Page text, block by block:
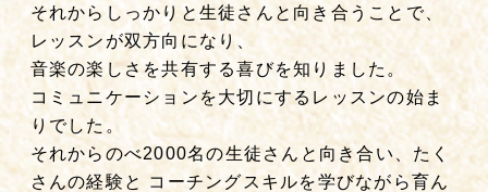
それからしっかりと生徒さんと向き合うことで、
レッスンが双方向になり、
音楽の楽しさを共有する喜びを知りました。
コミュニケーションを大切にするレッスンの始ま
りでした。
それからのべ2000名の生徒さんと向き合い、たく
さんの経験と コーチングスキルを学びながら育ん